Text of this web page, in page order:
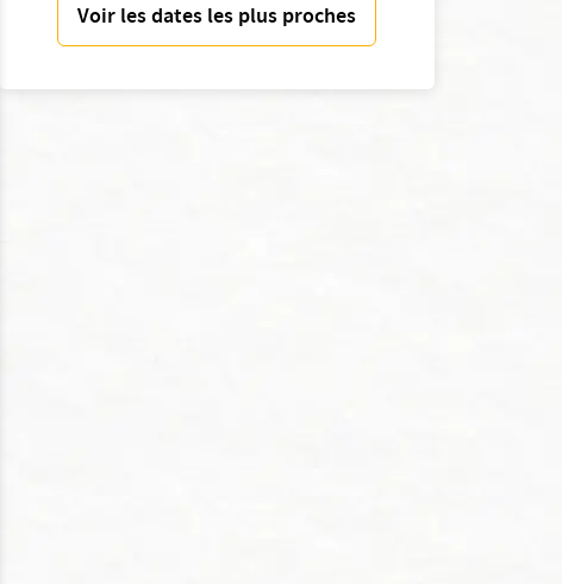
Voir les dates les plus proches